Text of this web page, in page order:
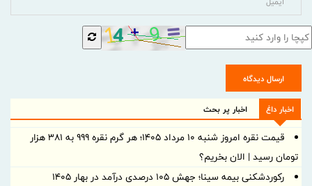
ارسال دیدگاه
اخبار داغ اخبار پر بحث
قیمت نقره امروز شنبه ۱۰ مرداد ۱۴۰۵؛ هر گرم نقره ۹۹۹ به ۳۸۱ هزار
تومان رسید | الان بخریم؟
رکوردشکنی بیمه سینا؛ جهش 105 درصدی درآمد در بهار 1405